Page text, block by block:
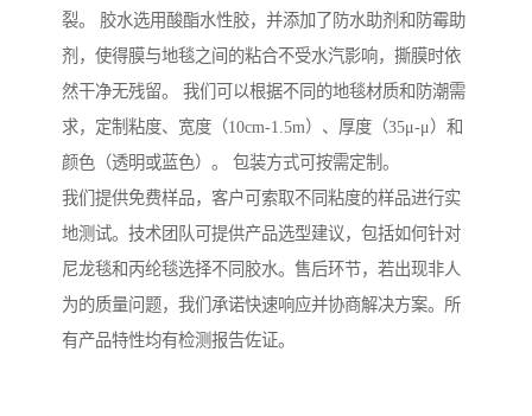
裂。 胶水选用酸酯水性胶，并添加了防水助剂和防霉助
剂，使得膜与地毯之间的粘合不受水汽影响，撕膜时依
然干净无残留。 我们可以根据不同的地毯材质和防潮需
求，定制粘度、宽度（10cm-1.5m）、厚度（35μ-μ）和
颜色（透明或蓝色）。 包装方式可按需定制。
我们提供免费样品，客户可索取不同粘度的样品进行实
地测试。技术团队可提供产品选型建议，包括如何针对
尼龙毯和丙纶毯选择不同胶水。售后环节，若出现非人
为的质量问题，我们承诺快速响应并协商解决方案。所
有产品特性均有检测报告佐证。